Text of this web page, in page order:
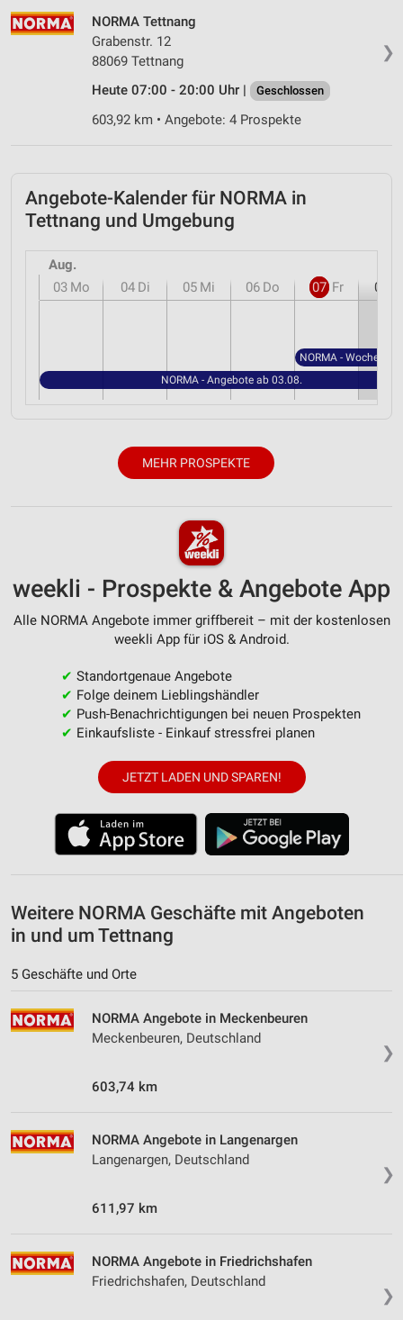
❯
NORMA Tettnang
Grabenstr. 12
88069 Tettnang
Heute 07:00 - 20:00 Uhr |
Geschlossen
603,92 km • Angebote: 4 Prospekte
Angebote-Kalender für NORMA in
Tettnang und Umgebung
Aug.
03 Mo 04 Di 05 Mi 06 Do 07 Fr 08
NORMA - Angebote ab 03.08.
MEHR PROSPEKTE
weekli - Prospekte & Angebote App
Alle NORMA Angebote immer griffbereit – mit der kostenlosen
weekli App für iOS & Android.
✔ Standortgenaue Angebote
✔ Folge deinem Lieblingshändler
✔ Push-Benachrichtigungen bei neuen Prospekten
✔ Einkaufsliste - Einkauf stressfrei planen
JETZT LADEN UND SPAREN!
Weitere NORMA Geschäfte mit Angeboten
in und um Tettnang
5 Geschäfte und Orte
❯
NORMA Angebote in Meckenbeuren
Meckenbeuren, Deutschland
603,74 km
❯
NORMA Angebote in Langenargen
Langenargen, Deutschland
611,97 km
❯
NORMA Angebote in Friedrichshafen
Friedrichshafen, Deutschland
Notwendig
Performance